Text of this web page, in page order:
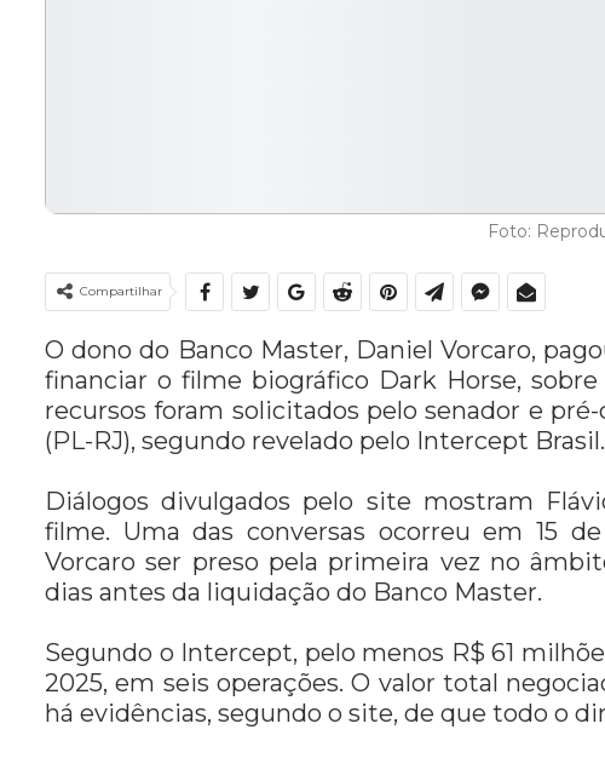
Foto:
Compartilhar
O dono do Banco Master, Daniel Vorcaro,
financiar o filme biográfico Dark Horse,
recursos foram solicitados pelo senador e
(PL-RJ), segundo revelado pelo Intercept Brasil.
Diálogos divulgados pelo site mostram
filme. Uma das conversas ocorreu em 15
Vorcaro ser preso pela primeira vez no
dias antes da liquidação do Banco Master.
Segundo o Intercept, pelo menos R$ 61
2025, em seis operações. O valor total
há evidências, segundo o site, de que todo o